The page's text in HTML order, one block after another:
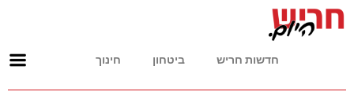
חדשות חריש ביטחון חינוך